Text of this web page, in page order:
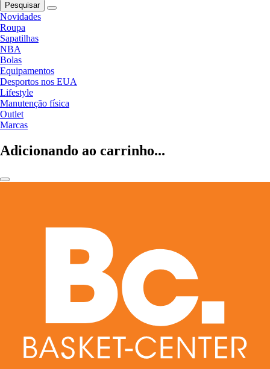
Pesquisar
Novidades
Roupa
Sapatilhas
NBA
Bolas
Equipamentos
Desportos nos EUA
Lifestyle
Manutenção física
Outlet
Marcas
Adicionando ao carrinho...